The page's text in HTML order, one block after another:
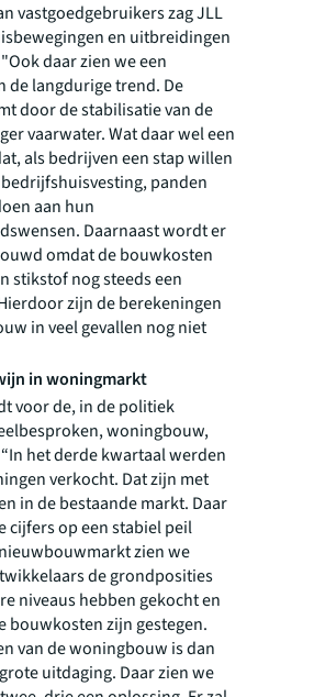
vastgoedgebruikers zag JLL
en uitbreidingen
daar zien we een
de langdurige trend. De
door de stabilisatie van de
vaarwater. Wat daar wel een
als bedrijven een stap willen
panden
aan hun
Daarnaast wordt er
omdat de bouwkosten
stikstof nog steeds een
zijn de berekeningen
in veel gevallen nog niet
in woningmarkt
voor de, in de politiek
woningbouw,
het derde kwartaal werden
verkocht. Dat zijn met
in de bestaande markt. Daar
cijfers op een stabiel peil
zien we
de grondposities
niveaus hebben gekocht en
bouwkosten zijn gestegen.
van de woningbouw is dan
uitdaging. Daar zien we